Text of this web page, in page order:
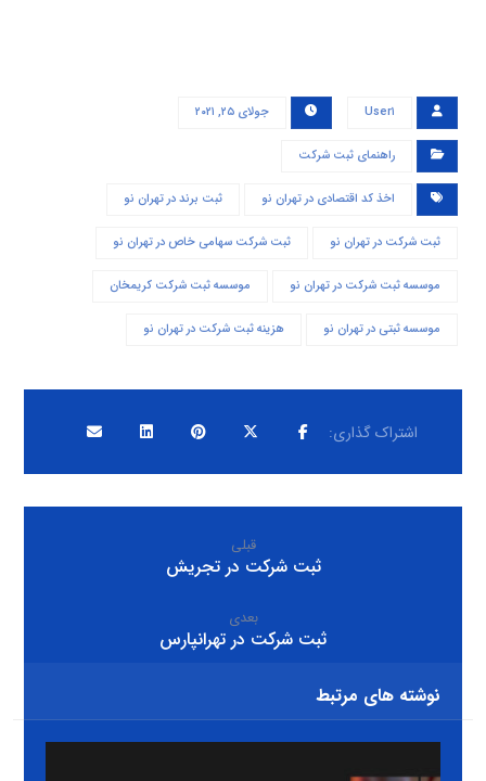
User۱ جولای ۲۵, ۲۰۲۱
راهنمای ثبت شرکت
اخذ کد اقتصادی در تهران نو ثبت برند در تهران نو
ثبت شرکت در تهران نو ثبت شرکت سهامی خاص در تهران نو
موسسه ثبت شرکت در تهران نو موسسه ثبت شرکت کریمخان
موسسه ثبتی در تهران نو هزینه ثبت شرکت در تهران نو
قبلی
ثبت شرکت در تجریش
بعدی
ثبت شرکت در تهرانپارس
نوشته های مرتبط